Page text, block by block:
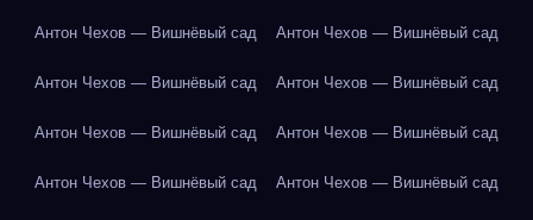
Антон Чехов — Вишнёвый сад Антон Чехов — Вишнёвый сад
Антон Чехов — Вишнёвый сад Антон Чехов — Вишнёвый сад
Антон Чехов — Вишнёвый сад Антон Чехов — Вишнёвый сад
Антон Чехов — Вишнёвый сад Антон Чехов — Вишнёвый сад